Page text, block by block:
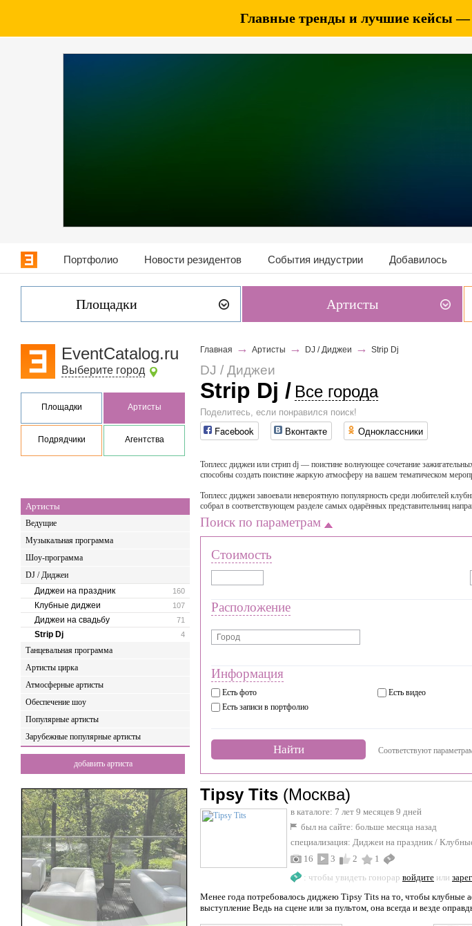
Главные тренды и лучшие кейсы —
Портфолио Новости резидентов События индустрии Добавилось
Площадки Артисты
EventCatalog.ru
Выберите город
Площадки Артисты
Подрядчики Агентства
Артисты
Ведущие
Музыкальная программа
Шоу-программа
DJ / Диджеи
160
Диджеи на праздник
107
Клубные диджеи
71
Диджеи на свадьбу
4
Strip Dj
Танцевальная программа
Артисты цирка
Атмосферные артисты
Обеспечение шоу
Популярные артисты
Зарубежные популярные артисты
добавить артиста
Главная → Артисты → DJ / Диджеи → Strip Dj
DJ / Диджеи
Strip Dj / Все города
Поделитесь, если понравился поиск!
Facebook Вконтакте Одноклассники
Топлесс диджеи или стрип dj — поистине волнующее сочетание
способны создать поистине жаркую атмосферу на вашем тематическом
Топлесс диджеи завоевали невероятную популярность среди любителей
собрал в соответствующем разделе самых одарённых представительниц
Поиск по параметрам
Стоимость
Расположение
Информация
Есть фото
Есть записи в портфолио
Есть видео
Найти Соответствуют
Tipsy Tits (Москва)
в каталоге: 7 лет 9 месяцев 9 дней
был на сайте: больше месяца назад
специализация: Диджеи на праздник /
16
3 2
1
: чтобы увидеть гонорар войдите или
Менее года потребовалось диджею Tipsy Tits на то, чтобы клубные
выступление Ведь на сцене или за пультом, она всегда и везде